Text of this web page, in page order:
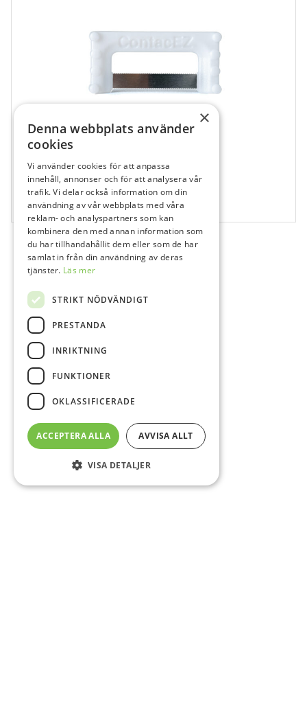
619166
ContacEZ Restorative Strip System vit, 8 st
8 st
×
Denna webbplats använder
cookies
Vi använder cookies för att anpassa
innehåll, annonser och för att analysera vår
trafik. Vi delar också information om din
användning av vår webbplats med våra
reklam- och analyspartners som kan
kombinera den med annan information som
du har tillhandahållit dem eller som de har
samlat in från din användning av deras
tjänster. Läs mer
STRIKT NÖDVÄNDIGT
PRESTANDA
INRIKTNING
FUNKTIONER
OKLASSIFICERADE
ACCEPTERA ALLA AVVISA ALLT
VISA DETALJER